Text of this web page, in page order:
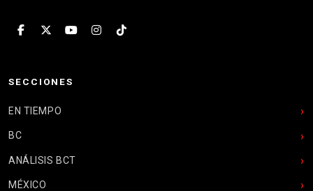
SECCIONES
EN TIEMPO
BC
ANÁLISIS BCT
MÉXICO